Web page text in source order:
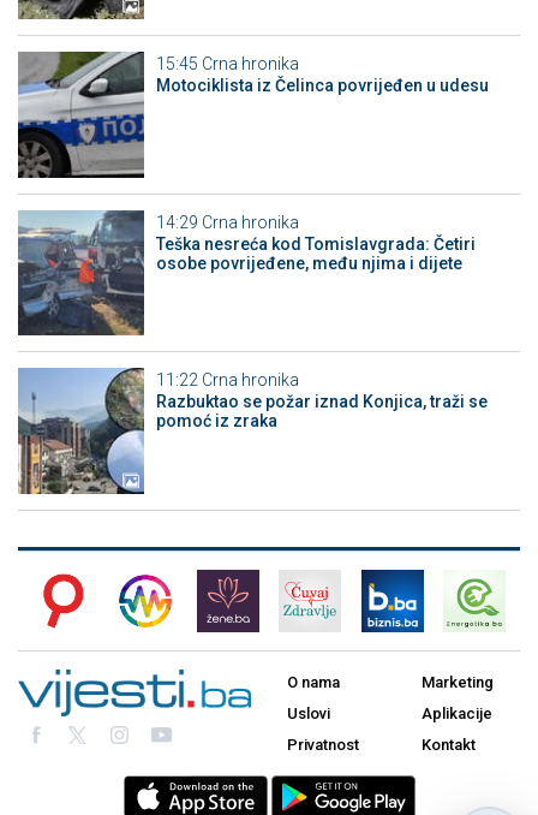
15:45 Crna hronika
Motociklista iz Čelinca povrijeđen u udesu
14:29 Crna hronika
Teška nesreća kod Tomislavgrada: Četiri
osobe povrijeđene, među njima i dijete
11:22 Crna hronika
Razbuktao se požar iznad Konjica, traži se
pomoć iz zraka
O nama
Uslovi
Privatnost
Marketing
Aplikacije
Kontakt